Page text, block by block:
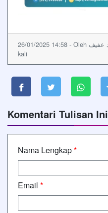
26/01/2025 14:58 - Oleh اسمي : محمد عفيف AFiF - Dilihat 628
kali
Komentari Tulisan Ini
Nama Lengkap*
Email *